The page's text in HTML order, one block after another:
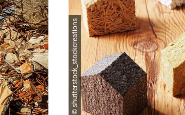
© shutterstock_stockcreations